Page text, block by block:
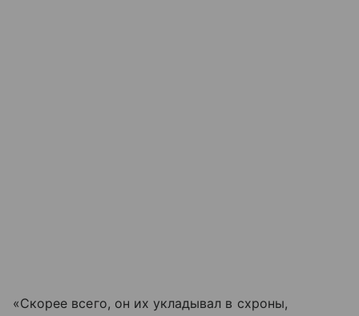
«Скорее всего, он их укладывал в схроны,